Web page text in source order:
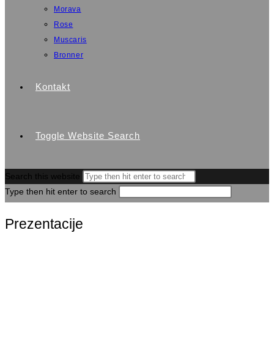
Morava
Rose
Muscaris
Bronner
Kontakt
Toggle Website Search
Search this website
Type then hit enter to search
Prezentacije